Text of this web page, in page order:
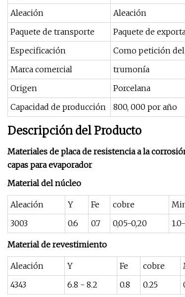
Aleación
Aleación
Paquete de transporte
Paquete de
Especificación
Como petición
Marca comercial
trumonía
Origen
Porcelana
Capacidad de producción
800, 000 por año
Descripción del Producto
Materiales de placa de resistencia a la
capas para evaporador
Material del núcleo
Aleación Y Fe cobre
3003
0.6 0.7 0,05-0,20
Material de revestimiento
Aleación Y Fe cobre
4343
6.8 - 8.2 0.8 0.25